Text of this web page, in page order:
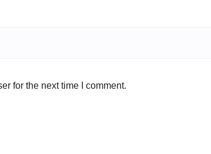
for the next time I comment.